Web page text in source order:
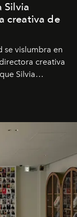
Silvia
creativa de
se vislumbra en
creativa
Silvia